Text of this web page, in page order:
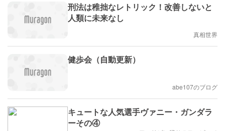
刑法は稚拙なレトリック！改善しないと
人類に未来なし
真相世界
健歩会（自動更新）
abe107のブログ
キュートな人気選手ヴァニー・ガンダラ
ーその④